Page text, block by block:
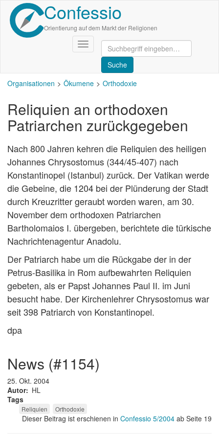
Direkt
zum
Inhalt
Confessio
Orientierung auf dem Markt der Religionen
Navigation
aktivieren/deaktivieren
Organisationen Ökumene Orthodoxie
Reliquien an orthodoxen
Patriarchen zurückgegeben
Nach 800 Jahren kehren die Reliquien des heiligen
Johannes Chrysostomus (344/45-407) nach
Konstantinopel (Istanbul) zurück. Der Vatikan werde
die Gebeine, die 1204 bei der Plünderung der Stadt
durch Kreuzritter geraubt worden waren, am 30.
November dem orthodoxen Patriarchen
Bartholomaios I. übergeben, berichtete die türkische
Nachrichtenagentur Anadolu.
Der Patriarch habe um die Rückgabe der in der
Petrus-Basilika in Rom aufbewahrten Reliquien
gebeten, als er Papst Johannes Paul II. im Juni
besucht habe. Der Kirchenlehrer Chrysostomus war
seit 398 Patriarch von Konstantinopel.
dpa
news (#1154)
25. Okt. 2004
Autor
HL
Tags
Reliquien Orthodoxie
Dieser Beitrag ist erschienen in Confessio 5/2004 ab Seite 19